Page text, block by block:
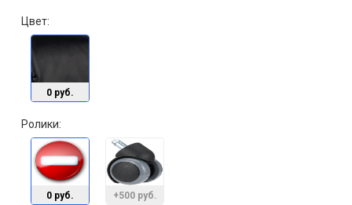
Цвет:
0 руб.
Ролики:
0 руб. +500 руб.